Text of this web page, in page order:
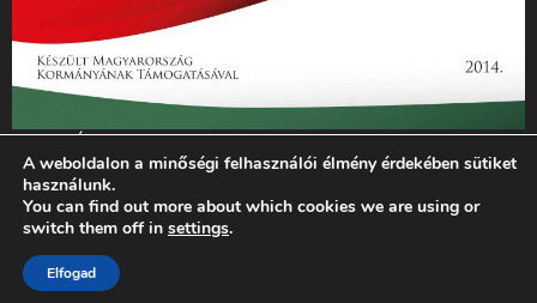
„Az Új Ember katolikus hetilap 2014. évi működésének
támogatását az EGYH-KCP-14-P-0121 sz. támogatási
szerződés keretében 3 000 000 Ft összegben támogatta az
Emberi Erőforrások Minisztériuma.”
© 2026 Magyar Kurír - Új Ember
A weboldalon a minőségi felhasználói élmény érdekében sütiket
használunk.
You can find out more about which cookies we are using or
switch them off in settings.
Elfogad